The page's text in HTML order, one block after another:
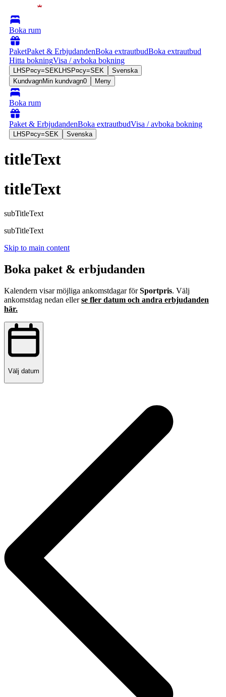
Boka rum
PaketPaket & ErbjudandenBoka extrautbudBoka extrautbud
Hitta bokningVisa / avboka bokning
LHSP¤cy=SEKLHSP¤cy=SEK
Svenska
KundvagnMin kundvagn0 Meny
Boka rum
Paket & ErbjudandenBoka extrautbudVisa / avboka bokning
LHSP¤cy=SEK Svenska
titleText
titleText
subTitleText
subTitleText
Skip to main content
Boka paket & erbjudanden
Kalendern visar möjliga ankomstdagar förSportpris. Välj
ankomstdag nedan ellerse fler datum och andra erbjudanden
här.
Välj datum